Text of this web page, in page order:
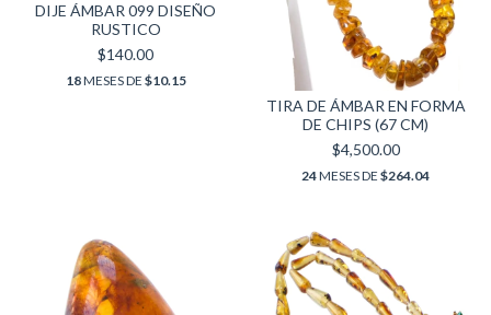
DIJE ÁMBAR 099 DISEÑO
RUSTICO
$140.00
18MESES DE $10.15
TIRA DE ÁMBAR EN FORMA
DE CHIPS (67 CM)
$4,500.00
24MESES DE $264.04